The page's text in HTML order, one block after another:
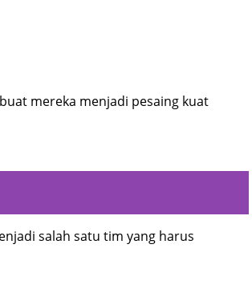
mereka menjadi pesaing kuat
salah satu tim yang harus